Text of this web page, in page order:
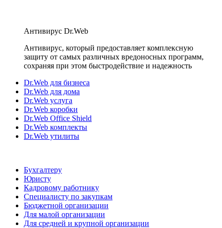
Антивирус Dr.Web
Антивирус, который предоставляет комплексную
защиту от самых различных вредоносных программ,
сохраняя при этом быстродействие и надежность
Dr.Web для бизнеса
Dr.Web для дома
Dr.Web услуга
Dr.Web коробки
Dr.Web Office Shield
Dr.Web комплекты
Dr.Web утилиты
Бухгалтеру
Юристу
Кадровому работнику
Специалисту по закупкам
Бюджетной организации
Для малой организации
Для средней и крупной организации